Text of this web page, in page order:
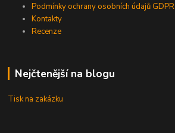
Podmínky ochrany osobních údajů GDPR
Kontakty
Recenze
Nejčtenější na blogu
Tisk na zakázku